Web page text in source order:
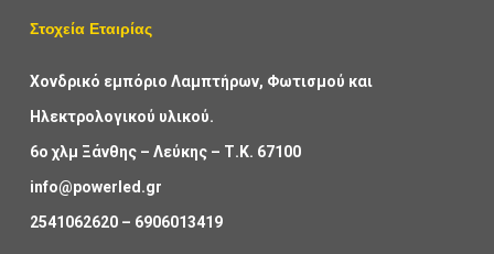
Στοχεία Εταιρίας
Χονδρικό εμπόριο Λαμπτήρων, Φωτισμού και
Ηλεκτρολογικού υλικού.
6ο χλμ Ξάνθης – Λεύκης – Τ.Κ. 67100
info@powerled.gr
2541062620– 6906013419